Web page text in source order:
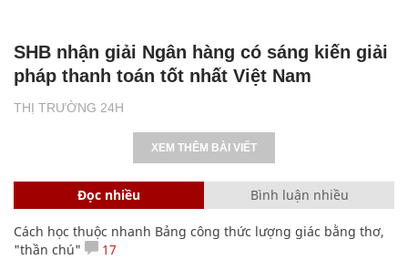
THỊ TRƯỜNG 24H
SHB nhận giải Ngân hàng có sáng kiến giải
pháp thanh toán tốt nhất Việt Nam
XEM THÊM BÀI VIẾT
Đọc nhiều Bình luận nhiều
Cách học thuộc nhanh Bảng công thức lượng giác bằng thơ,
"thần chú"
17